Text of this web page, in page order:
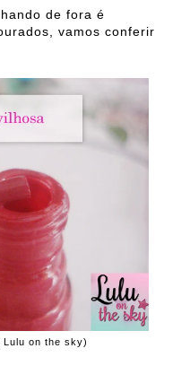
de fora é
vamos conferir
on the sky)